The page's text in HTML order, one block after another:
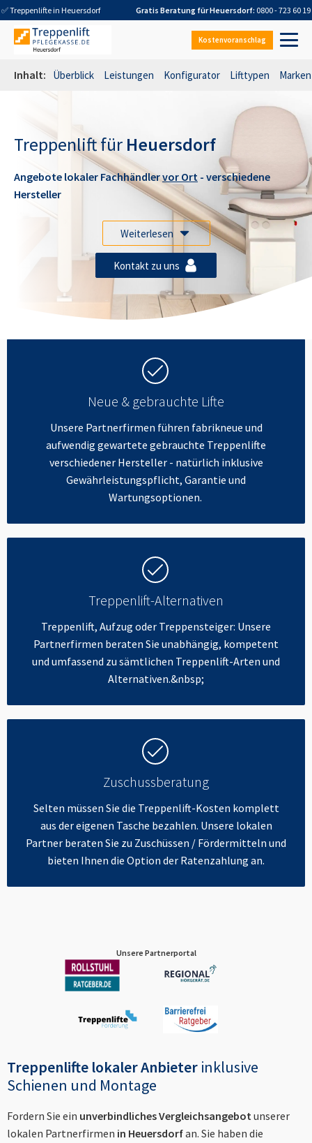
✅ Treppenlifte in Heuersdorf Gratis Beratung fürHeuersdorf: 0800 - 723 60 19
Kostenvoranschlag
Inhalt: Überblick Leistungen Konfigurator Lifttypen Marken
Treppenlift für Heuersdorf
Angebote lokaler Fachhändlervor Ort - verschiedene
Hersteller
Weiterlesen
Kontakt zu uns
Neue & gebrauchte Lifte
Unsere Partnerfirmen führen fabrikneue und
aufwendig gewartete gebrauchte Treppenlifte
verschiedener Hersteller - natürlich inklusive
Gewährleistungspflicht, Garantie und
Wartungsoptionen.
Treppenlift-Alternativen
Treppenlift, Aufzug oder Treppensteiger: Unsere
Partnerfirmen beraten Sie unabhängig, kompetent
und umfassend zu sämtlichen Treppenlift-Arten und
Alternativen.&nbsp;
Zuschussberatung
Selten müssen Sie die Treppenlift-Kosten komplett
aus der eigenen Tasche bezahlen. Unsere lokalen
Partner beraten Sie zu Zuschüssen / Fördermitteln und
bieten Ihnen die Option der Ratenzahlung an.
Unsere Partnerportal
Treppenlifte lokaler Anbieter inklusive
Schienen und Montage
Fordern Sie ein unverbindliches Vergleichsangebotunserer
lokalen Partnerfirmen in Heuersdorfan. Sie haben die